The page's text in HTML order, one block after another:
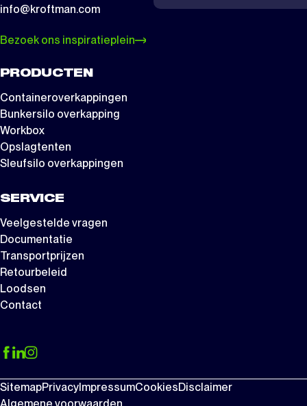
info@kroftman.com
Bezoek ons inspiratieplein
PRODUCTEN
Containeroverkappingen
Bunkersilo overkapping
Workbox
Opslagtenten
Sleufsilo overkappingen
SERVICE
Veelgestelde vragen
Documentatie
Transportprijzen
Retourbeleid
Loodsen
Contact
SitemapPrivacyImpressumCookiesDisclaimer
Algemene voorwaarden